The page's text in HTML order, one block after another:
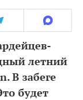
летний
В забеге
будет